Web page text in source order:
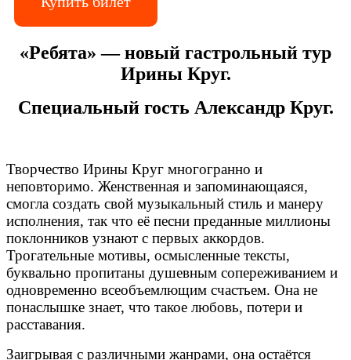
«Ребята» — новый гастрольный тур
Ирины Круг.
Специальный гость Александр Круг.
Творчество Ирины Круг многогранно и
неповторимо. Женственная и запоминающаяся,
смогла создать свой музыкальный стиль и манеру
исполнения, так что её песни преданные миллионы
поклонников узнают с первых аккордов.
Трогательные мотивы, осмысленные тексты,
буквально пропитаны душевным сопереживанием и
одновременно всеобъемлющим счастьем. Она не
понаслышке знает, что такое любовь, потери и
расставания.
Заигрывая с различными жанрами, она остаётся